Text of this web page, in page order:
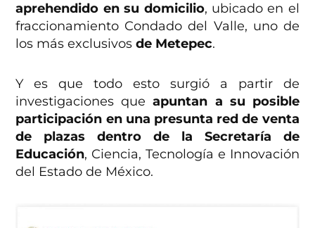
aprehendido en su domicilio, ubicado en el
fraccionamiento Condado del Valle, uno de
los más exclusivosde Metepec.
Y es que todo esto surgió a partir de
investigaciones queapuntan a su posible
participación en una presunta red de venta
de plazas dentro de la Secretaría de
Educación, Ciencia, Tecnología e Innovación
del Estado de México.